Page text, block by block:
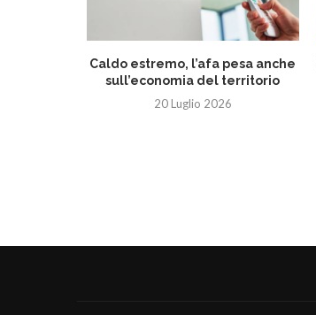
Caldo estremo, l’afa pesa anche
sull’economia del territorio
20 Luglio 2026